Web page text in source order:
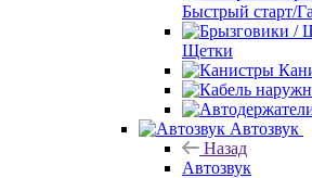
Быстрый старт/
Щетки
Автозвук
Назад
Автозвук